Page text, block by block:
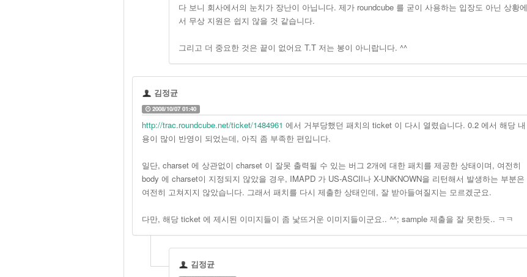
다 보니 회사에서의 눈치가 장난이 아닙니다. 제가 roundcube 를 굳이 사용하는 입장도 아닌 상황에
서 무상 지원은 쉽지 않을 것 같습니다.
그리고 더 중요한 것은 끝이 없어요 T.T 저는 봉이 아니랍니다. ^^
김정균
2008/10/07 01:40
http://trac.roundcube.net/ticket/1484961 에서 거부당했던 패치의 ticket 이 다시 열렸습니다. 0.2 에서 해당 내
용이 많이 반영이 되었는데, 아직 좀 부족한 편입니다.
일단, charset 에 상관없이 charset 이 잘못 출력될 수 있는 버그 2개에 대한 패치를 제공한 상태이며, 여전히
body 에 charset이 지정되지 않았을 경우, IMAPD 가 US-ASCII나 X-UNKNOWN을 리턴해서 발생하는 부분은
여전히 고쳐지지 않았습니다. 그래서 패치를 다시 제출한 상태인데, 잘 받아들여질지는 모르겠군요.
다만, 해당 ticket 에 제시된 이미지들이 좀 낯뜨거운 이미지들이군요.. ^^; sample 제출을 잘 못한듯.. ㅋㅋ
김정균